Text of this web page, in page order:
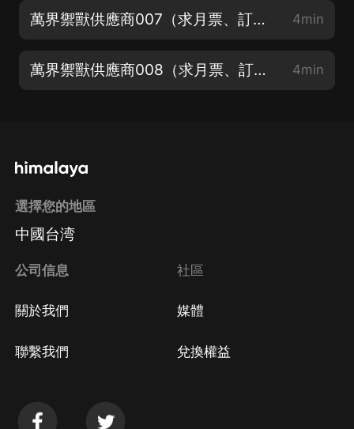
萬界禦獸供應商007（求月票、訂閱、點讚！） 4min
萬界禦獸供應商008（求月票、訂閱、點讚！） 4min
選擇您的地區
中國台湾
公司信息
關於我們
聯繫我們
社區
媒體
兌換權益